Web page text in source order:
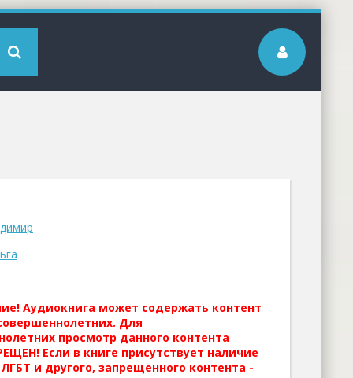
Аудиокнига может содержать контент
Для
просмотр данного контента
Если в книге присутствует наличие
и другого, запрещенного контента -